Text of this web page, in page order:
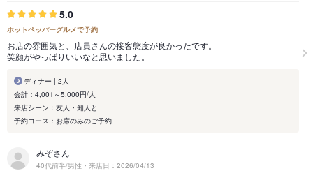
5.0
ホットペッパーグルメで予約
お店の雰囲気と、店員さんの接客態度が良かったです。
笑顔がやっぱりいいなと思いました。
ディナー | 2人
会計：4,001～5,000円/人
来店シーン：友人・知人と
予約コース：お席のみのご予約
みぞさん
40代前半/男性・来店日：2026/04/13